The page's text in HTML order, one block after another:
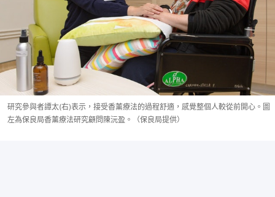
研究參與者譚太(右)表示，接受香薰療法的過程舒適，感覺整個人較從前開心。圖
左為保良局香薰療法研究顧問陳沅盈。（保良局提供）